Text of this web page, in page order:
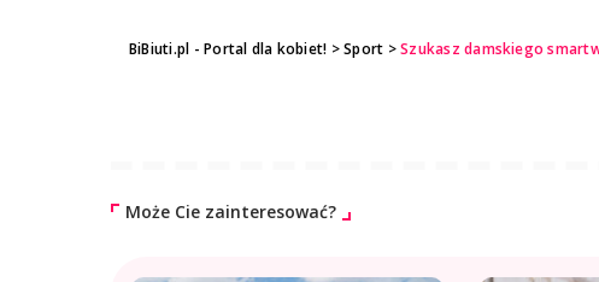
BiBiuti.pl - Portal dla kobiet! >Sport >Szukasz damskiego
Może Cie zainteresować?